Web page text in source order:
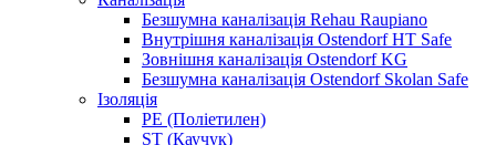
Безшумна каналізація Rehau Raupiano
Внутрішня каналізація Ostendorf HT Safe
Зовнішня каналізація Ostendorf KG
Безшумна каналізація Ostendorf Skolan Safe
Ізоляція
PE (Поліетилен)
ST (Каучук)